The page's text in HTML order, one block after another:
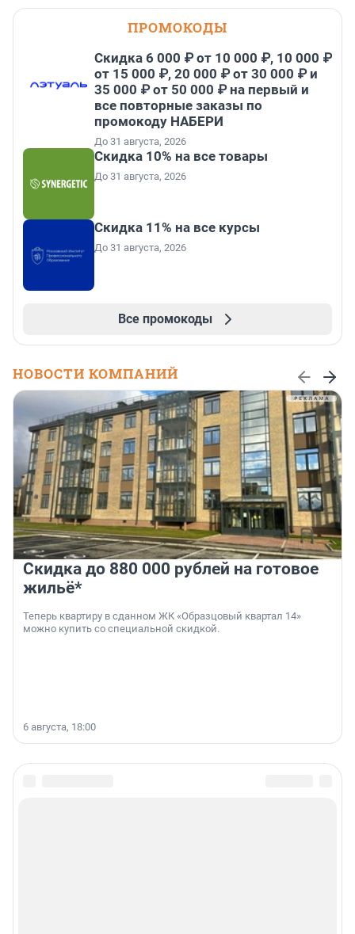
ПРОМОКОДЫ
Скидка 6 000 ₽ от 10 000 ₽, 10 000 ₽
от 15 000 ₽, 20 000 ₽ от 30 000 ₽ и
35 000 ₽ от 50 000 ₽ на первый и
все повторные заказы по
промокоду НАБЕРИ
До 31 августа, 2026
Скидка 10% на все товары
До 31 августа, 2026
Скидка 11% на все курсы
До 31 августа, 2026
Все промокоды
НОВОСТИ КОМПАНИЙ
Скидка до 880 000 рублей на готовое
жильё*
Теперь квартиру в сданном ЖК «Образцовый квартал 14»
можно купить со специальной скидкой.
6 августа, 18:00